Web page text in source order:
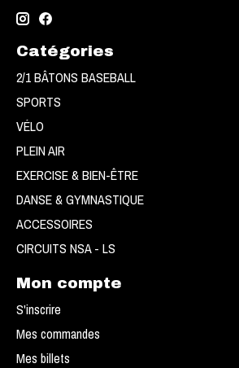
Catégories
2/1 BÂTONS BASEBALL
SPORTS
VÉLO
PLEIN AIR
EXERCISE & BIEN-ÊTRE
DANSE & GYMNASTIQUE
ACCESSOIRES
CIRCUITS NSA - LS
Mon compte
S'inscrire
Mes commandes
Mes billets